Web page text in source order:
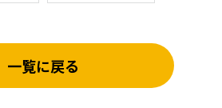
一覧に戻る